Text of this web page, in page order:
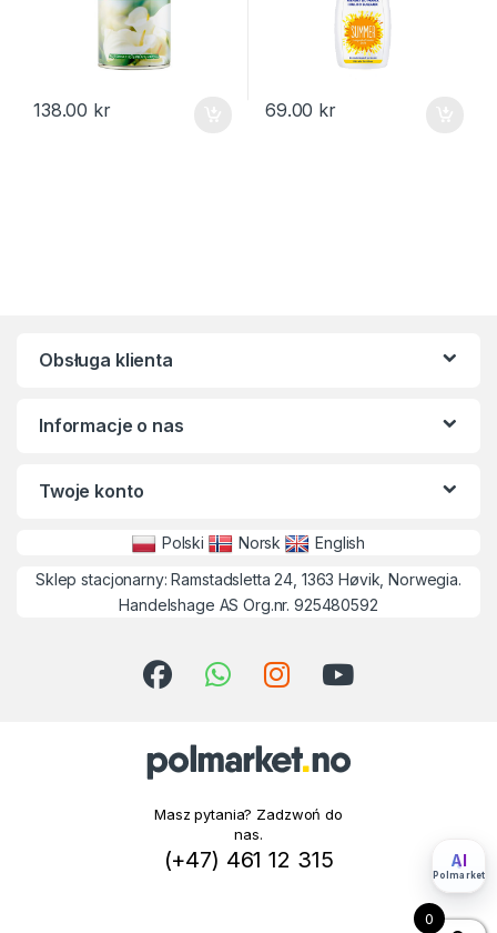
138.00 kr 69.00 kr
Obsługa klienta
Informacje o nas
Twoje konto
Polski Norsk
English
Sklep stacjonarny: Ramstadsletta 24, 1363 Høvik, Norwegia.
Handelshage AS Org.nr. 925480592
Masz pytania? Zadzwoń do
nas.
(+47) 461 12 315
0
AI
Polmarket